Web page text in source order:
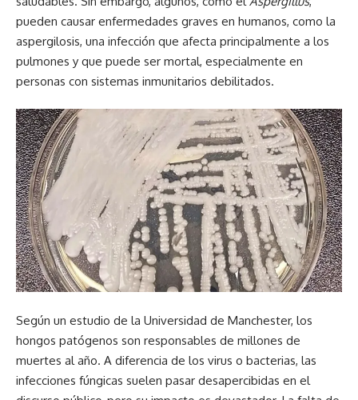
pueden causar enfermedades graves en humanos, como la
aspergilosis, una infección que afecta principalmente a los
pulmones y que puede ser mortal, especialmente en
personas con sistemas inmunitarios debilitados.
Según un estudio de la Universidad de Manchester, los
hongos patógenos son responsables de millones de
muertes al año. A diferencia de los virus o bacterias, las
infecciones fúngicas suelen pasar desapercibidas en el